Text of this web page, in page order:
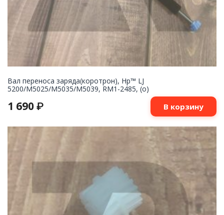
Вал переноса заряда(коротрон), Hp™ LJ
5200/M5025/M5035/M5039, RM1-2485, (о)
1 690 ₽ В корзину